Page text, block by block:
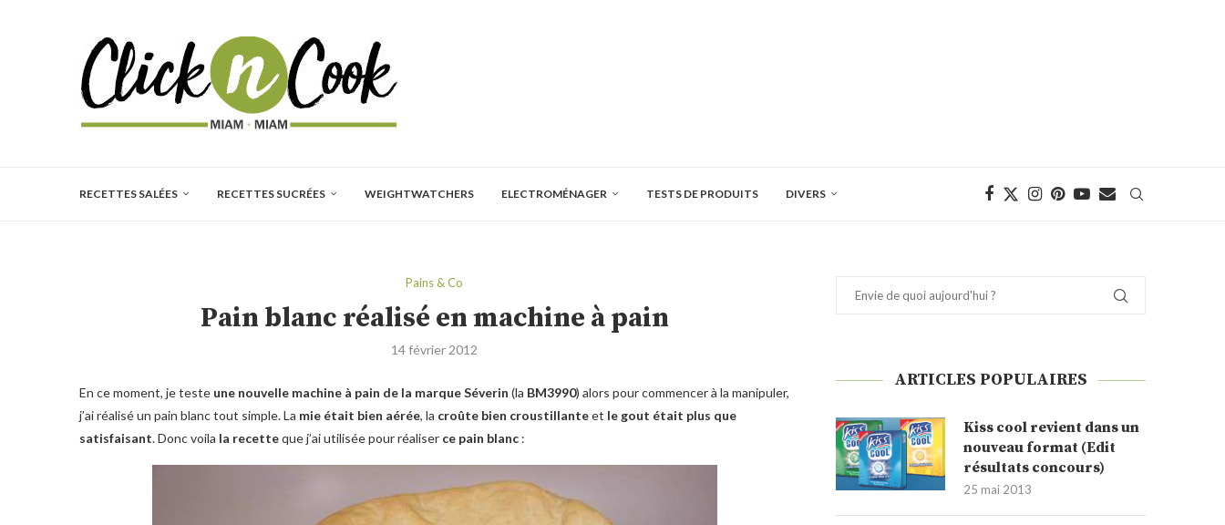
RECETTES SALÉES RECETTES SUCRÉES WEIGHTWATCHERS ELECTROMÉNAGER TESTS DE PRODUITS DIVERS
Pains & Co
Pain blanc réalisé en machine à pain
14 février 2012
En ce moment, je teste une nouvelle machine à pain de la marque Séverin (la BM3990) alors pour commencer à la manipuler,
j’ai réalisé un pain blanc tout simple. La mie était bien aérée, la croûte bien croustillanteet le gout était plus que
satisfaisant. Donc voila la recetteque j’ai utilisée pour réaliser ce pain blanc :
ARTICLES POPULAIRES
Kiss cool revient dans un
nouveau format (Edit
résultats concours)
25 mai 2013